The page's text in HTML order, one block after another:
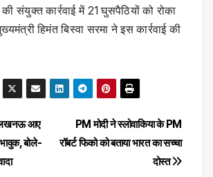
संयुक्त कार्रवाई में 21 घुसपैठियों को रोका
हिमंत बिस्वा सरमा ने इस कार्रवाई की
PM मोदी ने स्लोवाकिया के PM
रॉबर्ट फिको को बताया भारत का सच्चा
दोस्त
लखनऊ आए
बोले-